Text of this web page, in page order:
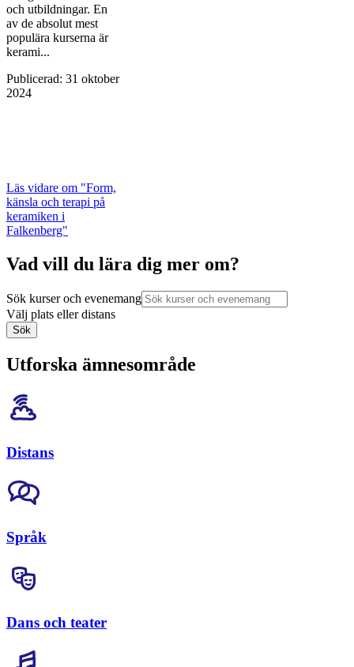
och utbildningar. En
av de absolut mest
populära kurserna är
kerami...
Publicerad: 31 oktober
2024
Läs vidare om "Form,
känsla och terapi på
keramiken i
Falkenberg"
Vad vill du lära dig mer om?
Sök kurser och evenemang
Välj plats eller distans
Sök
Utforska ämnesområde
Distans
Språk
Dans och teater